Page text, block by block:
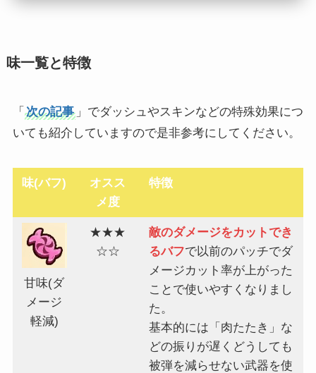
味一覧と特徴
「 次の記事」でダッシュやスキンなどの特殊効果につ
いても紹介していますので是非参考にしてください。
味(バフ)
オスス
メ度
特徴
甘味(ダ
メージ
軽減)
★★★
☆☆
敵のダメージをカットでき
るバフで以前のパッチでダ
メージカット率が上がった
ことで使いやすくなりまし
た。
基本的には「肉たたき」な
どの振りが遅くどうしても
被弾を減らせない武器を使